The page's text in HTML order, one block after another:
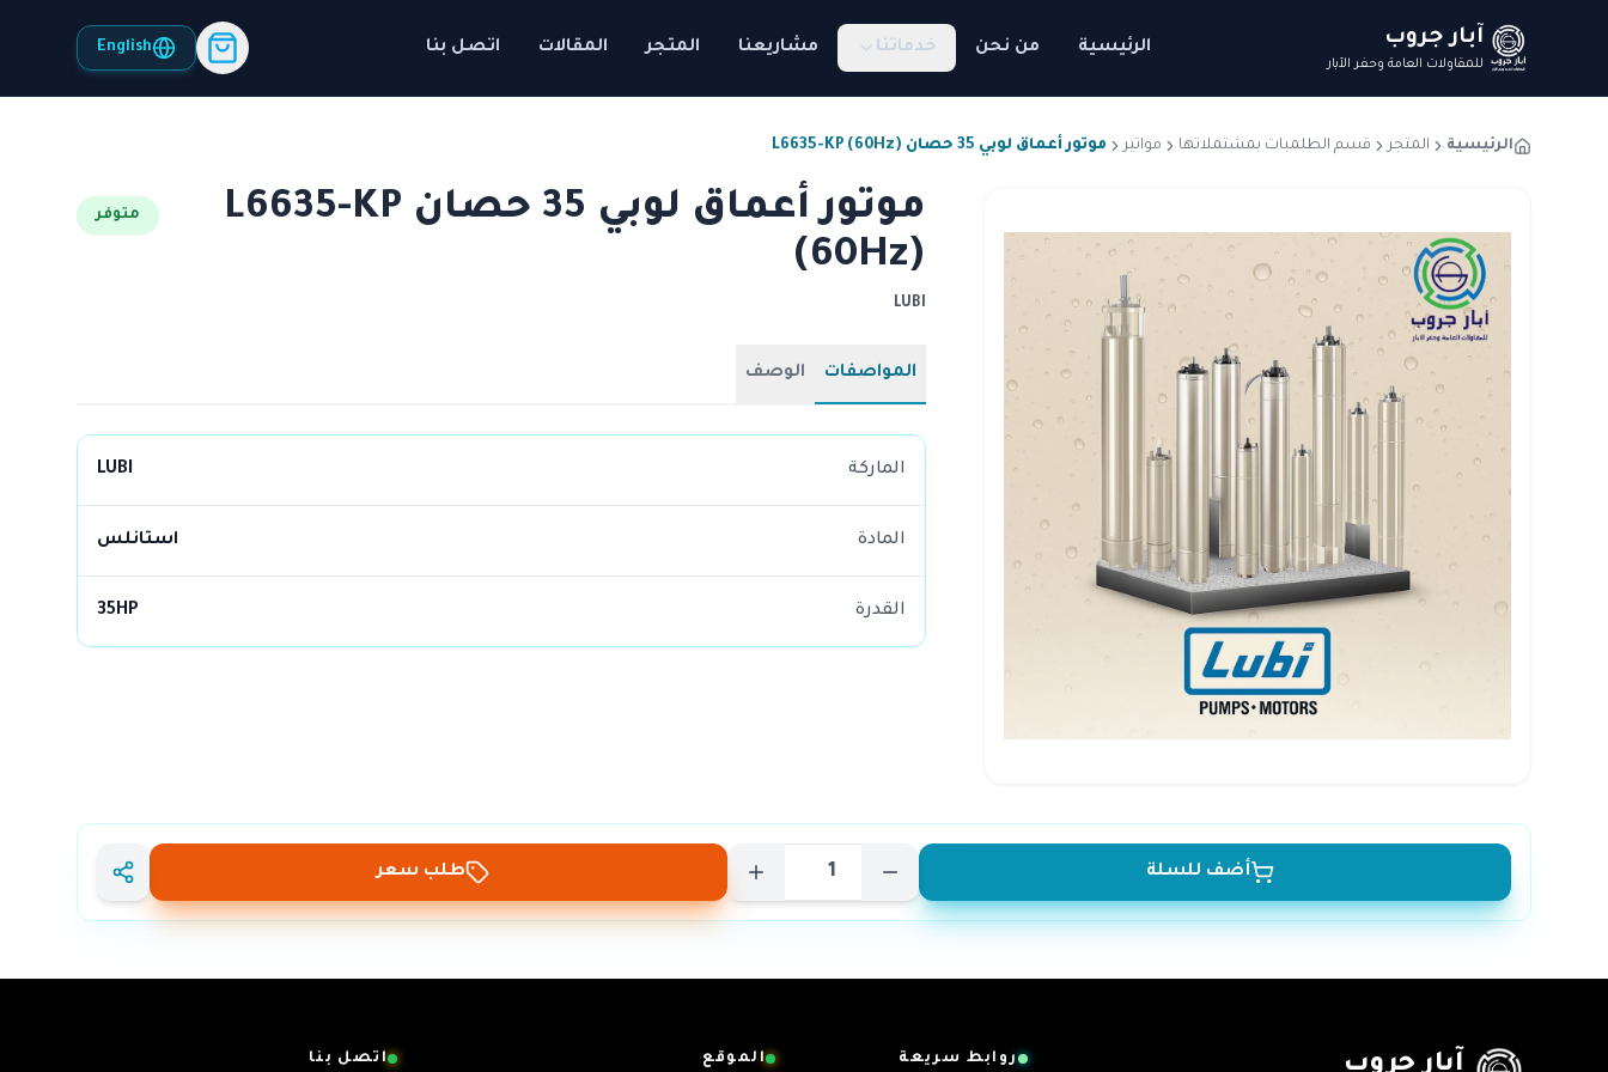
آبار جروب
للمقاولات العامة وحفر الآبار
الرئيسية من نحن خدماتنا مشاريعنا المتجر المقالات اتصل بنا English
الرئيسية المتجر قسم الطلمبات بمشتملاتها مواتير موتور أعماق لوبي 35 حصان L6635-KP (60Hz)
موتور أعماق لوبي 35 حصان L6635-KP
(60Hz)
متوفر
LUBI
المواصفات الوصف
الماركة LUBI
المادة استانلس
القدرة 35HP
طلب سعر أضف للسلة
آبار جروب روابط سريعة الموقع اتصل بنا